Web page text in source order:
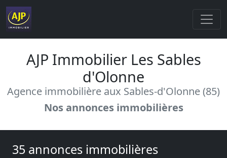
AJP Immobilier Les Sables
d'Olonne
Agence immobilière aux Sables-d'Olonne (85)
Nos annonces immobilières
35 annonces immobilières